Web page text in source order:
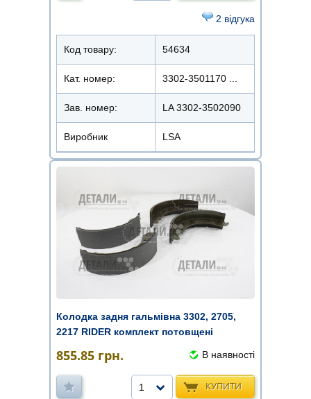
2 відгука
Код товару: 54634
Кат. номер: 3302-3501170 ...
Зав. номер: LA 3302-3502090
Виробник LSA
Колодка задня гальмівна 3302, 2705,
2217 RIDER комплект потовщені
855.85 грн. В наявності
КУПИТИ
1